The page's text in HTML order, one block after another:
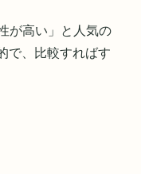
が高い」と人気の
で、比較すればす